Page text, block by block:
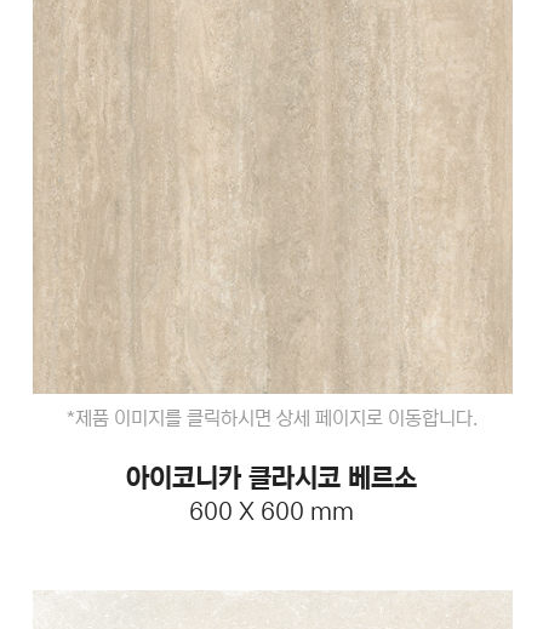
*제품 이미지를 클릭하시면 상세 페이지로 이동합니다.
아이코니카 클라시코 베르소
600 X 600 mm